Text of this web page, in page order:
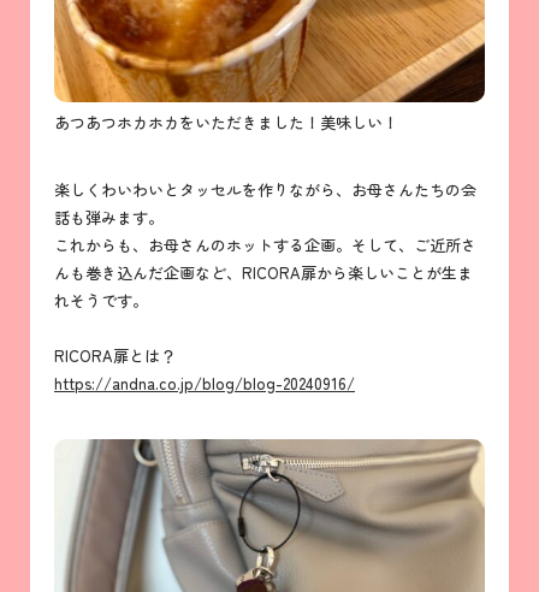
あつあつホカホカをいただきました！美味しい！
楽しくわいわいとタッセルを作りながら、お母さんたちの会
話も弾みます。
これからも、お母さんのホットする企画。そして、ご近所さ
んも巻き込んだ企画など、RICORA扉から楽しいことが生ま
れそうです。
RICORA扉とは？
https://andna.co.jp/blog/blog-20240916/